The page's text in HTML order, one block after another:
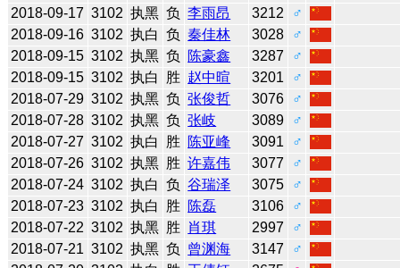
2018-09-17 3102 执黑 负 李雨昂 3212
♂
2018-09-16 3102 执白 负 秦佳林 3028
♂
2018-09-15 3102 执黑 负 陈豪鑫 3287
♂
2018-09-15 3102 执白 胜 赵中暄 3201
♂
2018-07-29 3102 执黑 负 张俊哲 3076
♂
2018-07-28 3102 执黑 负 张岐 3089
♂
2018-07-27 3102 执白 胜 陈亚峰 3091
♂
2018-07-26 3102 执黑 胜 许嘉伟 3077
♂
2018-07-24 3102 执白 负 谷瑞泽 3075
♂
2018-07-23 3102 执白 胜 陈磊 3106
♂
2018-07-22 3102 执黑 胜 肖琪 2997
♂
2018-07-21 3102 执黑 负 曾渊海 3147
♂